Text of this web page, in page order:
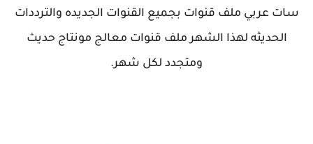
سات عربي ملف قنوات بجميع القنوات الجديده والترددات
الحديثه لهذا الشهر ملف قنوات معالج مونتاج حديث
ومتجدد لكل شهر.